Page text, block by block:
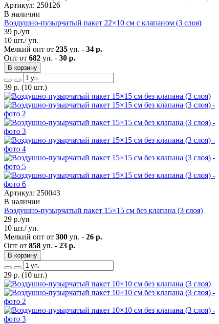
Артикул: 250126
В наличии
Воздушно-пузырчатый пакет 22×10 см с клапаном (3 слоя)
39 р./уп
10 шт./ уп.
Мелкий опт от 235 уп. - 34 р.
Опт от 682 уп. - 30 р.
В корзину
39 р. (10 шт.)
Артикул: 250043
В наличии
Воздушно-пузырчатый пакет 15×15 см без клапана (3 слоя)
29 р./уп
10 шт./ уп.
Мелкий опт от 300 уп. - 26 р.
Опт от 858 уп. - 23 р.
В корзину
29 р. (10 шт.)